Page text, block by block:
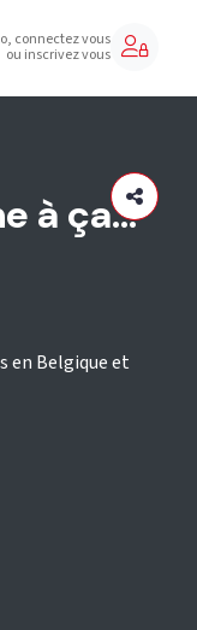
connectez vous
ou inscrivez vous
à ça...
en Belgique et